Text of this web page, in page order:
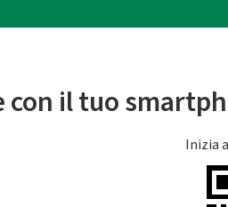
con il tuo
Inizia